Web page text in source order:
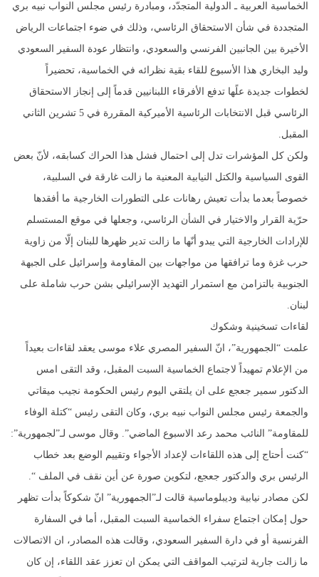
الخماسية العربية ـ الدولية المتجدّد، ومبادرة رئيس مجلس النواب نبيه بري
المتجددة في شأن الاستحقاق الرئاسي، وذلك في ضوء اجتماعات الرياض
الأخيرة بين الجانبين الفرنسي والسعودي، وانتظار عودة السفير السعودي
وليد البخاري هذا الأسبوع للقاء بقية نظرائه في الخماسية، تحضيراً
لخطوات جديدة علًها تدفع الأفرقاء اللبنانيين قدماً إلى إنجاز الاستحقاق
الرئاسي قبل الانتخابات الرئاسية الأميركية المقررة في 5 تشرين الثاني
المقبل.
ولكن كل المؤشرات تدل إلى احتمال فشل هذا الحراك كسابقه، لأنّ بعض
القوى السياسية والكتل النيابية المعنية ما زالت غارقة في السلبية،
خصوصاً بعدما بدأت تعيش رهانات على التطورات الخارجية ما أفقدها
حرّية القرار والاختيار في الشأن الرئاسي، وجعلها في موقع المستسلم
للإرادات الخارجية التي يبدو أنّها ما زالت تدير ظهرها للبنان إلّا من زاوية
حرب غزة وما ترافقها من مواجهات بين المقاومة وإسرائيل على الجبهة
الجنوبية بالتزامن مع استمرار التهديد الإسرائيلي بشن حرب شاملة على
لبنان.
لقاءات تسخينية وشكوك
علمت “الجمهورية”، انّ السفير المصري علاء موسى يعقد لقاءات بعيداً
من الإعلام تمهيداً لاجتماع الخماسية السبت المقبل، وقد التقى امس
الدكتور سمير جعجع على ان يلتقي اليوم رئيس الحكومة نجيب ميقاتي
والجمعة رئيس مجلس النواب نبيه بري، وكان التقى رئيس “كتلة الوفاء
للمقاومة” النائب محمد رعد الاسبوع الماضي”. وقال موسى لـ”لجمهورية”:
“كنت أحتاج إلى هذه اللقاءات لإعداد الأجواء وتقييم الوضع بعد خطاب
الرئيس بري والدكتور جعجع، لتكوين صورة عن أين نقف في الملف “.
لكن مصادر نيابية وديبلوماسية قالت لـ”الجمهورية” انّ شكوكاً بدأت تظهر
حول إمكان اجتماع سفراء الخماسية السبت المقبل، أما في السفارة
الفرنسية أو في دارة السفير السعودي، وقالت هذه المصادر، ان الاتصالات
ما زالت جارية لترتيب المواقف التي يمكن ان تعزز عقد اللقاء، إن كان